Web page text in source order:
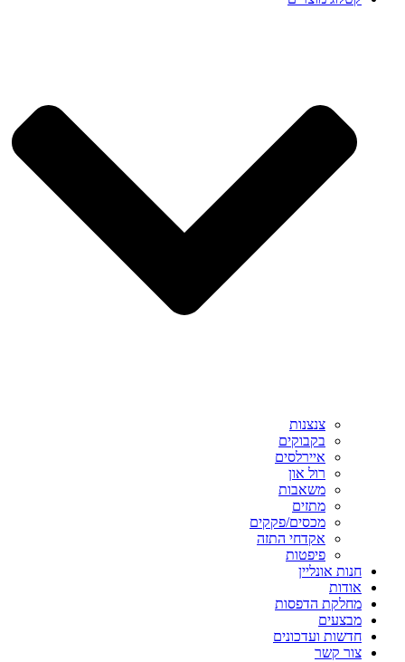
צנצנות
בקבוקים
איירלסים
רול און
משאבות
מתזים
מכסים/פקקים
אקדחי התזה
פיפטות
חנות אונליין
אודות
מחלקת הדפסות
מבצעים
חדשות ועדכונים
צור קשר